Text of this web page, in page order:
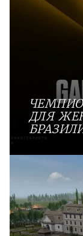
ДЛЯ